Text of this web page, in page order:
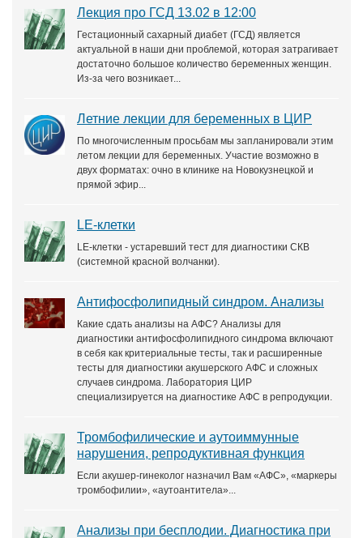
Лекция про ГСД 13.02 в 12:00
Гестационный сахарный диабет (ГСД) является
актуальной в наши дни проблемой, которая затрагивает
достаточно большое количество беременных женщин.
Из-за чего возникает...
Летние лекции для беременных в ЦИР
По многочисленным просьбам мы запланировали этим
летом лекции для беременных. Участие возможно в
двух форматах: очно в клинике на Новокузнецкой и
прямой эфир...
LE-клетки
LE-клетки - устаревший тест для диагностики СКВ
(системной красной волчанки).
Антифосфолипидный синдром. Анализы
Какие сдать анализы на АФС? Анализы для
диагностики антифосфолипидного синдрома включают
в себя как критериальные тесты, так и расширенные
тесты для диагностики акушерского АФС и сложных
случаев синдрома. Лаборатория ЦИР
специализируется на диагностике АФС в репродукции.
Тромбофилические и аутоиммунные
нарушения, репродуктивная функция
Если акушер-гинеколог назначил Вам «АФС», «маркеры
тромбофилии», «аутоантитела»...
Анализы при бесплодии. Диагностика при